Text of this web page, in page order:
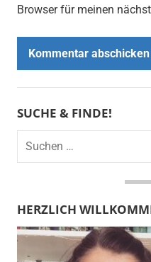
Browser für meinen
SUCHE & FINDE!
Suchen
nach:
HERZLICH